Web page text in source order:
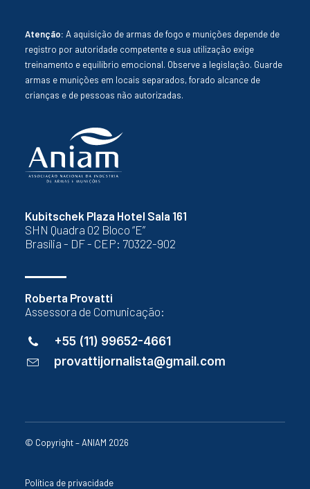
Kubitschek Plaza Hotel Sala 161
SHN Quadra 02 Bloco “E”
Brasília - DF - CEP: 70322-902
Roberta Provatti
Assessora de Comunicação:
+55 (11) 99652-4661
provattijornalista@gmail.com
Atenção: A aquisição de armas de fogo e munições depende de
registro por autoridade competente e sua utilização exige
treinamento e equilíbrio emocional. Observe a legislação. Guarde
armas e munições em locais separados, forado alcance de
crianças e de pessoas não autorizadas.
© Copyright – ANIAM 2026
Política de privacidade